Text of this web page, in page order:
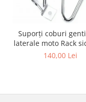
Accesorii cutii Shad
Cutii aluminiu Shad
Cutii ATV Shad
Cutii capace colorate
Cutii laterale Shad
Suporți coburi
laterale moto Rack
motocicleta
140,00 Lei